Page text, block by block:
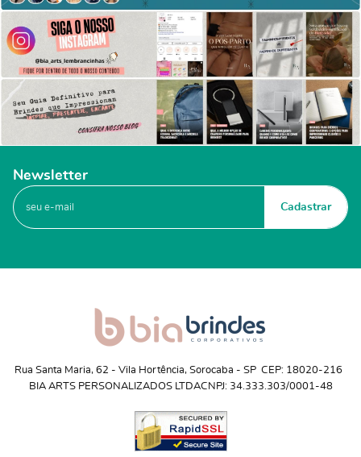
Newsletter
Cadastrar
Rua Santa Maria, 62 - Vila Hortência, Sorocaba - SP CEP: 18020-216
BIA ARTS PERSONALIZADOS LTDACNPJ: 34.333.303/0001-48